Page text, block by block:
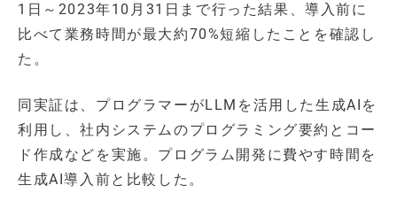
1日～2023年10月31日まで行った結果、導入前に
比べて業務時間が最大約70%短縮したことを確認し
た。
同実証は、プログラマーがLLMを活用した生成AIを
利用し、社内システムのプログラミング要約とコー
ド作成などを実施。プログラム開発に費やす時間を
生成AI導入前と比較した。